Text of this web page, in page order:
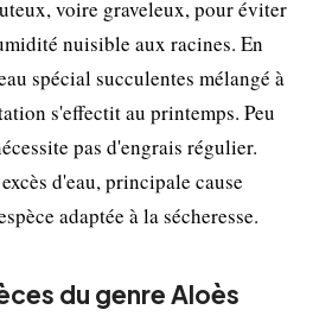
voire graveleux, pour éviter
nuisible aux racines. En
spécial succulentes mélangé à
s'effectit au printemps. Peu
pas d'engrais régulier.
d'eau, principale cause
adaptée à la sécheresse.
du genre Aloès